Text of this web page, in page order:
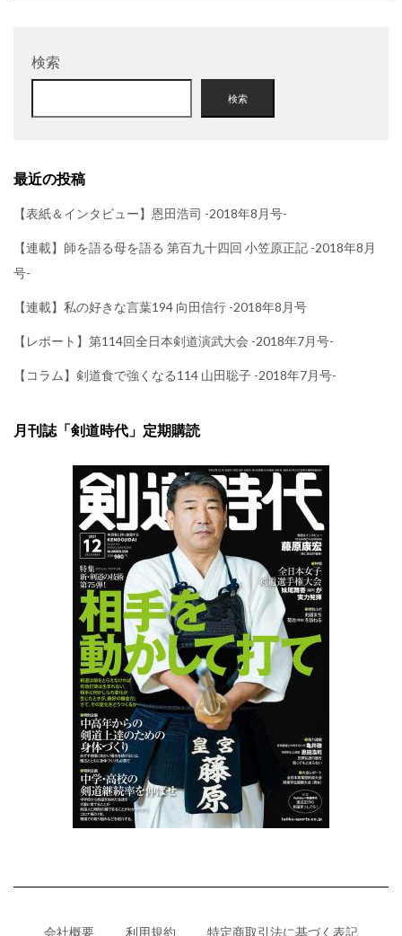
検索
検索
最近の投稿
【表紙＆インタビュー】恩田浩司 -2018年8月号-
【連載】師を語る母を語る 第百九十四回 小笠原正記 -2018年8月
号-
【連載】私の好きな言葉194 向田信行 -2018年8月号
【レポート】第114回全日本剣道演武大会 -2018年7月号-
【コラム】剣道食で強くなる114 山田聡子 -2018年7月号-
月刊誌「剣道時代」定期購読
会社概要 利用規約 特定商取引法に基づく表記